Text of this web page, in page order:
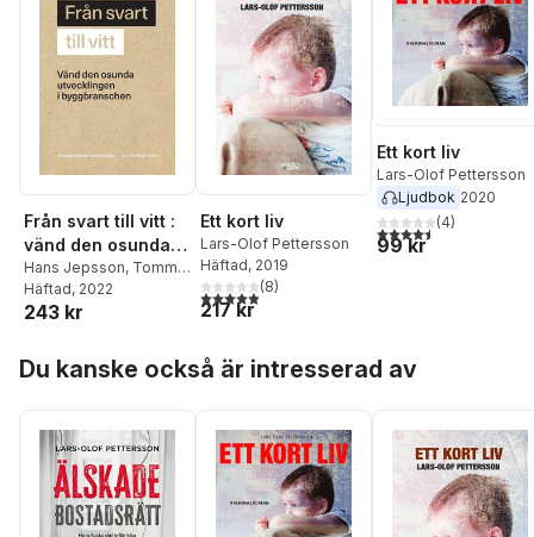
Från svart till vitt :
vänd den osunda
utvecklingen i
byggbranschen
Hans Jepsson, Tommy
Larsson ,Susanna
Ribrant,Lars-Olof
Marie Thelander
Begler
Häftad, 2022
243 kr
Ett kort liv
Lars-Olof Pettersson
Häftad, 2019
4,9utav 5 stjärnor. Totalt antal röster:
(8)
217 kr
Ett kort liv
Lars-Olof Pettersson
Ljudbok 2020
4,5utav 5 stjärnor.
(4)
99 kr
Du kanske också är intresserad av